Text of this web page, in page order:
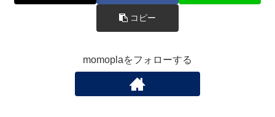
コピー
momoplaをフォローする